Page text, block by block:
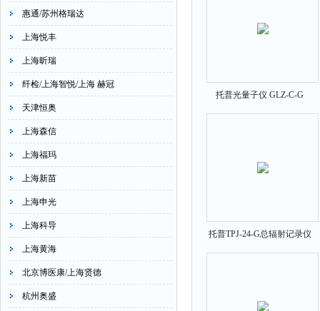
惠通/苏州格瑞达
上海悦丰
上海昕瑞
纤检/上海智悦/上海 赫冠
天津恒奥
上海森信
上海福玛
上海新苗
上海申光
上海科导
上海黄海
北京博医康/上海贤德
杭州奥盛
托普光量子仪 GLZ-C-G
托普TPJ-24-G总辐射记录仪